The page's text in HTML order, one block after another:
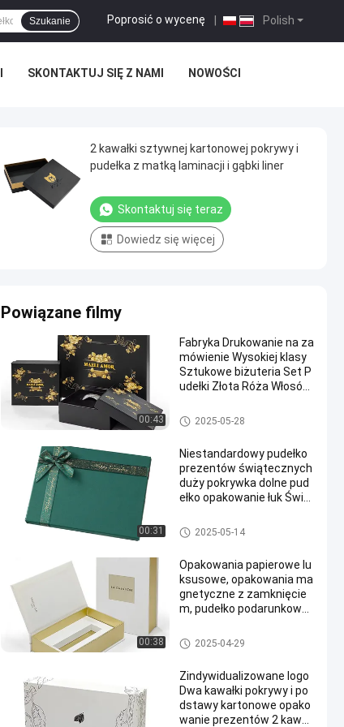
Polish
Poprosić o wycenę
Szukanie
SKONTAKTUJ SIĘ Z NAMI NOWOŚCI
2 kawałki sztywnej kartonowej pokrywy i
pudełka z matką laminacji i gąbki liner
Skontaktuj się teraz
Dowiedz się więcej
Powiązane filmy
00:43
Fabryka Drukowanie na za
mówienie Wysokiej klasy
Sztukowe biżuteria Set P
udełki Złota Róża Włosów
akowania
pokrywa i podstawa
2025-05-28
00:31
Niestandardowy pudełko
prezentów świątecznych
duży pokrywka dolne pud
ełko opakowanie łuk Świą
we wyjątkowe święta imp
rezy pudełko prezentów
pokrywa i podstawa
2025-05-14
00:38
Opakowania papierowe lu
ksusowe, opakowania ma
gnetyczne z zamknięcie
m, pudełko podarunkowe,
ogo, opakowania kosmet
yczne
Pudełko magnetyczne
2025-04-29
Zindywidualizowane logo
Dwa kawałki pokrywy i po
dstawy kartonowe opako
wanie prezentów 2 kawał